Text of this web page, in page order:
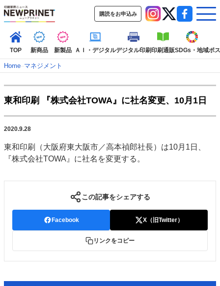
購読をお申込み
TOP 新商品 新製品 ＡＩ・デジタルデジタル印刷印刷通販SDGs・地域ポ
インタビュー
コレクション
新商品 新製品 ＡＩ・デジタル デジタル印刷
市場・統計
人事・移転・異動・訃報
特集記事カテゴリー一覧
2022 見える化・MIS特集
特集・デジタル印刷 アイデアで勝負！ ～多様なビジネス・多彩な商材～
中古印刷機・製本機特集
案内
Home–マネジメント
東和印刷 『株式会社TOWA』に社名変更、10月1日
2020.9.28
東和印刷（大阪府東大阪市／高本禎郎社長）は10月1日、
『株式会社TOWA』に社名を変更する。
この記事をシェアする
Facebook X（旧Twitter）
リンクをコピー